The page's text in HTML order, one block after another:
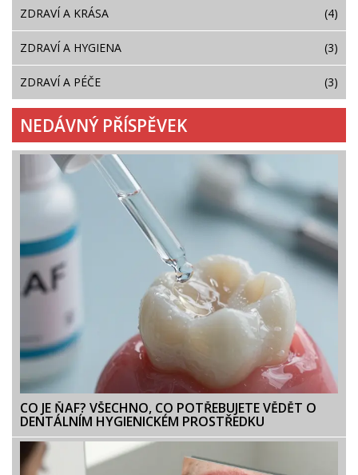
ZDRAVÍ A KRÁSA (4)
ZDRAVÍ A HYGIENA (3)
ZDRAVÍ A PÉČE (3)
NEDÁVNÝ PŘÍSPĚVEK
CO JE ŇAF? VŠECHNO, CO POTŘEBUJETE VĚDĚT O
DENTÁLNÍM HYGIENICKÉM PROSTŘEDKU